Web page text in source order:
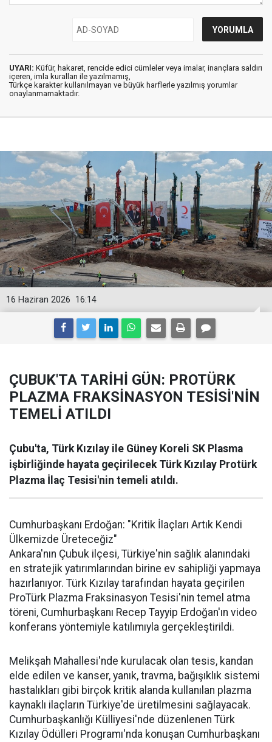
UYARI: Küfür, hakaret, rencide edici cümleler veya imalar, inançlara saldırı
içeren, imla kuralları ile yazılmamış,
Türkçe karakter kullanılmayan ve büyük harflerle yazılmış yorumlar
onaylanmamaktadır.
16:14
16 Haziran 2026
ÇUBUK'TA TARİHİ GÜN: PROTÜRK
PLAZMA FRAKSİNASYON TESİSİ'NİN
TEMELİ ATILDI
Çubu'ta, Türk Kızılay ile Güney Koreli SK Plasma
işbirliğinde hayata geçirilecek Türk Kızılay Protürk
Plazma İlaç Tesisi'nin temeli atıldı.
Cumhurbaşkanı Erdoğan: "Kritik İlaçları Artık Kendi
Ülkemizde Üreteceğiz"
Ankara'nın Çubuk ilçesi, Türkiye'nin sağlık alanındaki
en stratejik yatırımlarından birine ev sahipliği yapmaya
hazırlanıyor. Türk Kızılay tarafından hayata geçirilen
ProTürk Plazma Fraksinasyon Tesisi'nin temel atma
töreni, Cumhurbaşkanı Recep Tayyip Erdoğan'ın video
konferans yöntemiyle katılımıyla gerçekleştirildi.
Melikşah Mahallesi'nde kurulacak olan tesis, kandan
elde edilen ve kanser, yanık, travma, bağışıklık sistemi
hastalıkları gibi birçok kritik alanda kullanılan plazma
kaynaklı ilaçların Türkiye'de üretilmesini sağlayacak.
Cumhurbaşkanlığı Külliyesi'nde düzenlenen Türk
Kızılay Ödülleri Programı'nda konuşan Cumhurbaşkanı